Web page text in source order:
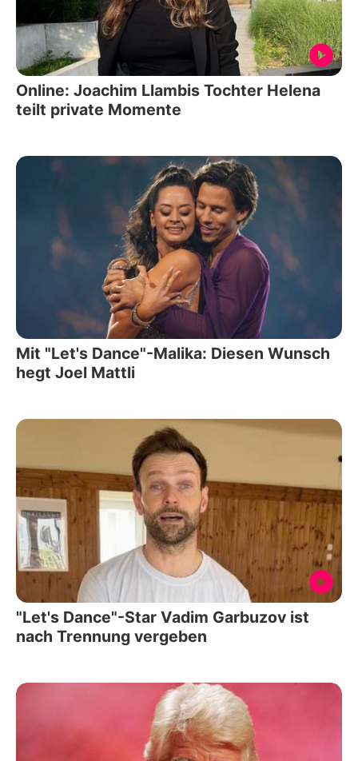
Online: Joachim Llambis Tochter Helena
teilt private Momente
Mit "Let's Dance"-Malika: Diesen Wunsch
hegt Joel Mattli
"Let's Dance"-Star Vadim Garbuzov ist
nach Trennung vergeben